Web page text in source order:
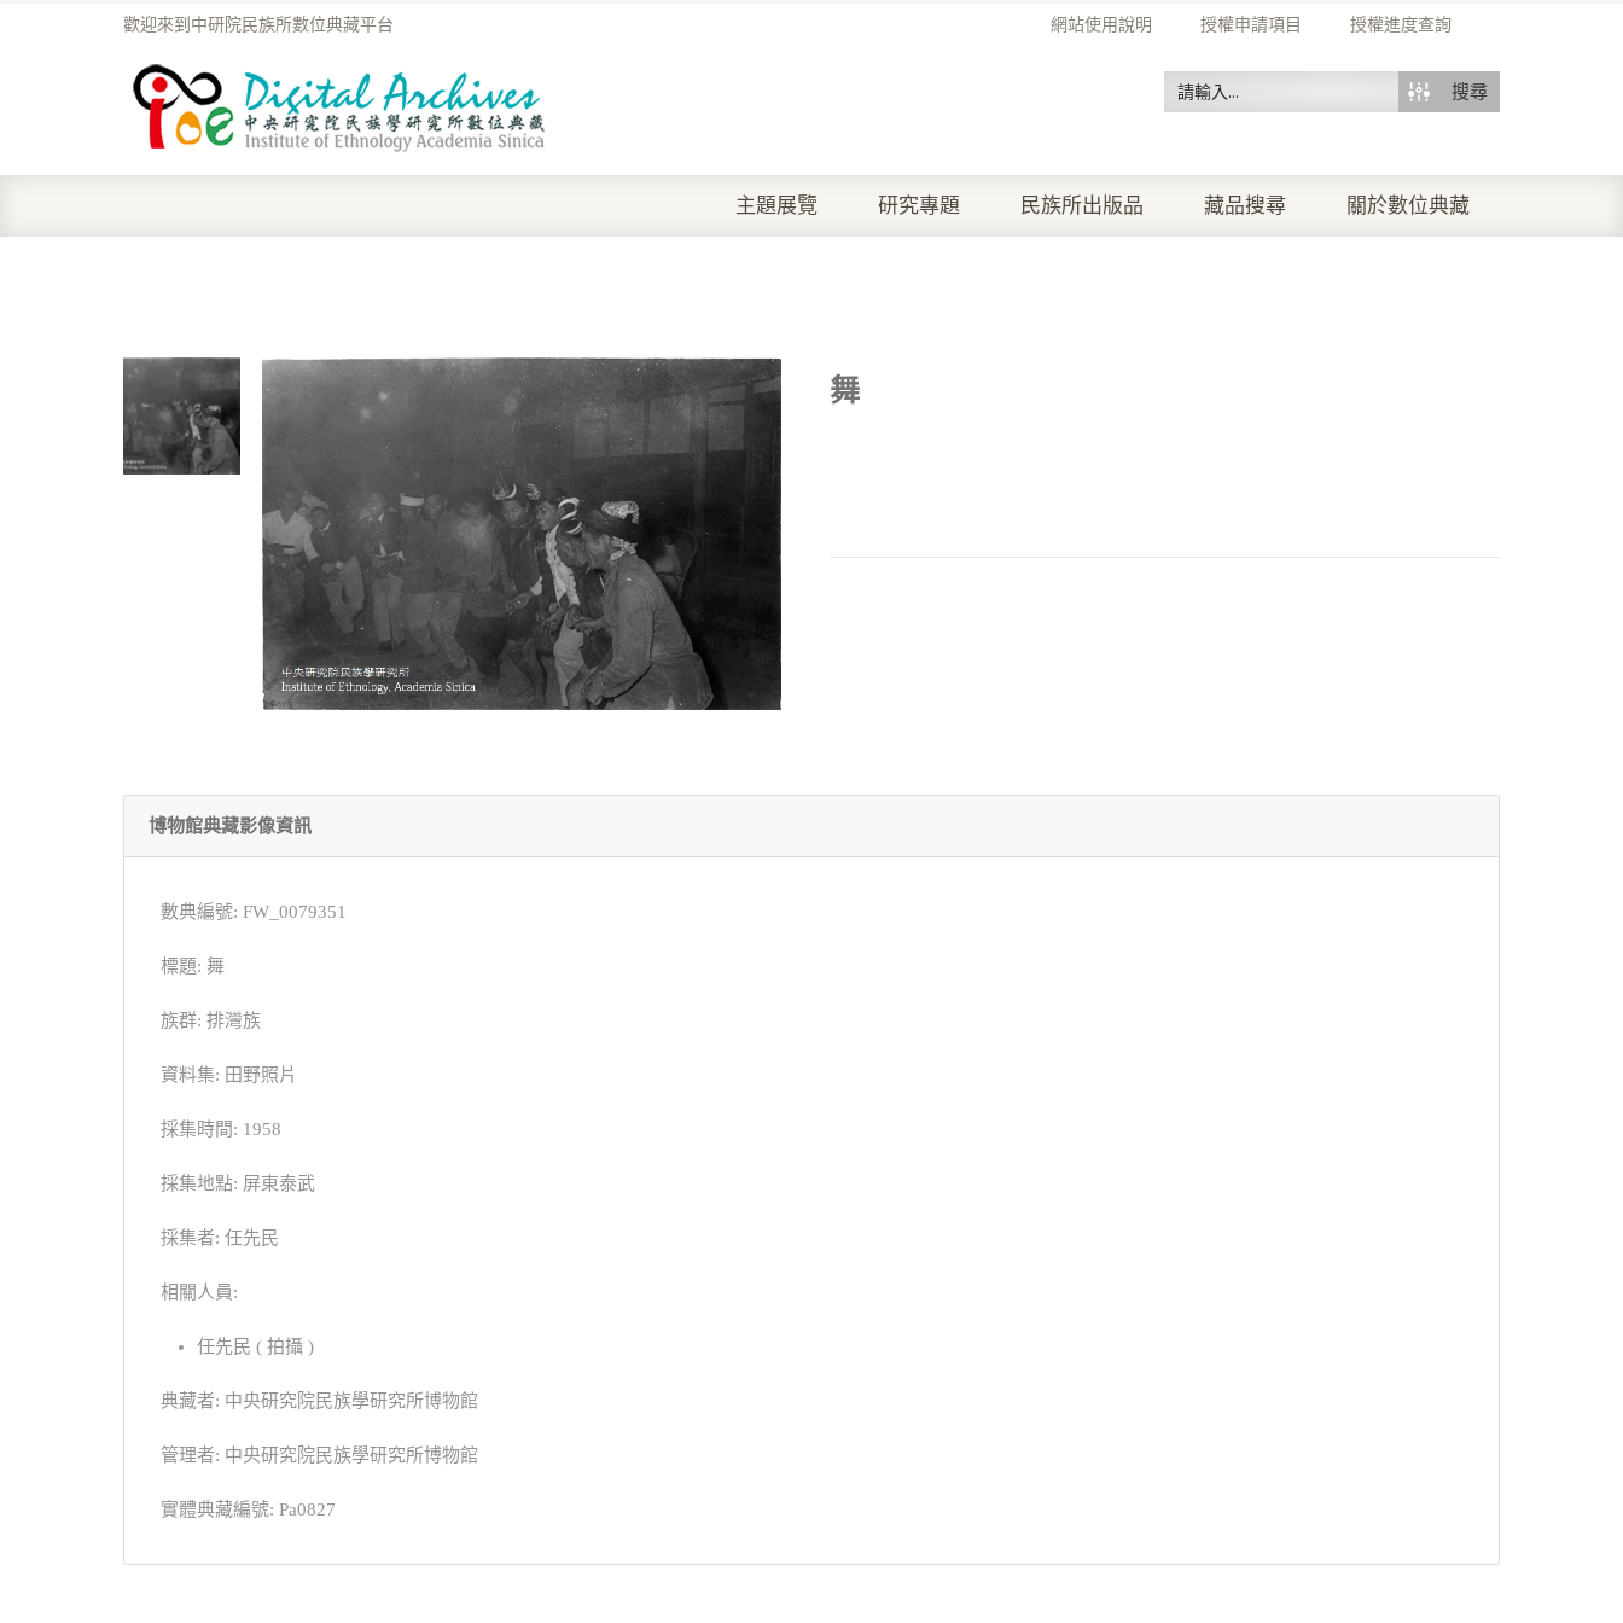
網站使用說明 授權申請項目 授權進度查詢
歡迎來到中研院民族所數位典藏平台
搜尋
主題展覽 研究專題 民族所出版品 藏品搜尋 關於數位典藏
舞
博物館典藏影像資訊
數典編號: FW_0079351
標題: 舞
族群: 排灣族
資料集: 田野照片
採集時間: 1958
採集地點: 屏東泰武
採集者: 任先民
相關人員:
任先民 ( 拍攝 )
典藏者: 中央研究院民族學研究所博物館
管理者: 中央研究院民族學研究所博物館
實體典藏編號: Pa0827